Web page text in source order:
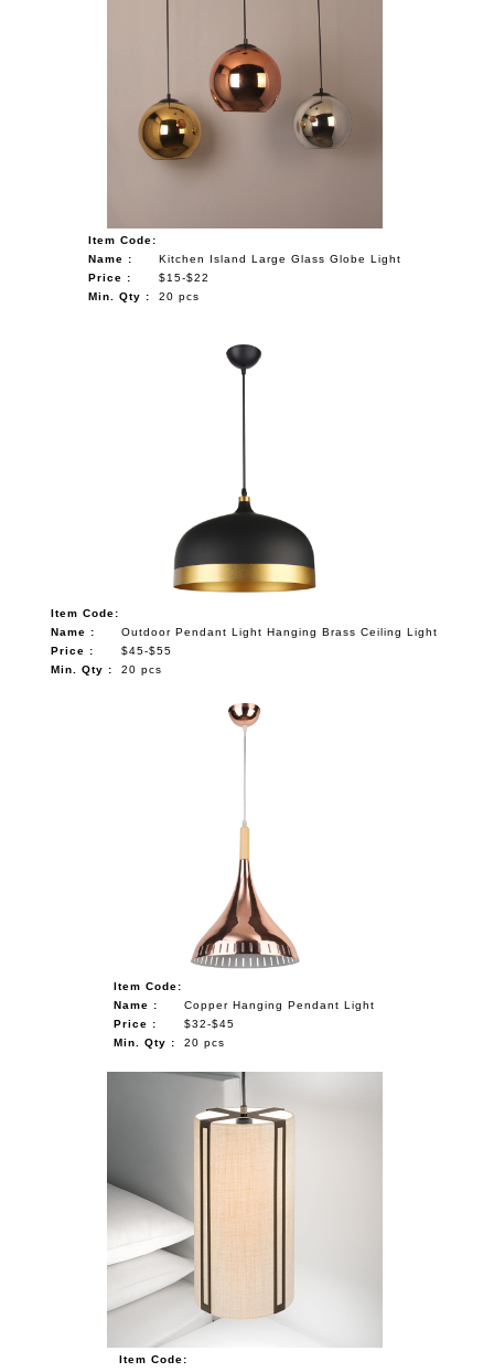
Item Code:
Name :
Kitchen Island Large Glass Globe Light
Price :
$15-$22
Min. Qty :
20 pcs
Item Code:
Name :
Outdoor Pendant Light Hanging Brass Ceiling Light
Price :
$45-$55
Min. Qty :
20 pcs
Item Code:
Name :
Copper Hanging Pendant Light
Price :
$32-$45
Min. Qty :
20 pcs
Item Code: